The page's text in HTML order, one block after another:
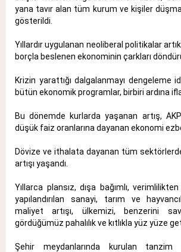
yana tavır alan tüm kurum ve kişiler
gösterildi.
Yıllardır uygulanan neoliberal politikalar
borçla beslenen ekonominin çarkları
Krizin yarattığı dalgalanmayı dengeleme
bütün ekonomik programlar, birbiri ardına
Bu dönemde kurlarda yaşanan artış,
düşük faiz oranlarına dayanan ekonomi
Dövize ve ithalata dayanan tüm
artışı yaşandı.
Yıllarca plansız, dışa bağımlı,
yapılandırılan sanayi, tarım ve
maliyet artışı, ülkemizi, benzerini
gördüğümüz pahalılık ve kıtlıkla yüz yüze
Şehir meydanlarında kurulan tanzim